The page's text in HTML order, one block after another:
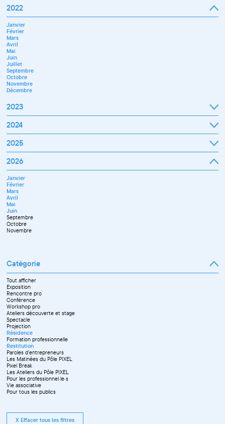
Septembre
Octobre
Novembre
Décembre
2022
Janvier
Février
Mars
Avril
Mai
Juin
Juillet
Septembre
Octobre
Novembre
Décembre
2023
Janvier
Février
Mars
Avril
Septembre
Octobre
Novembre
Décembre
2024
Janvier
Février
Mars
Avril
Juillet
Septembre
Novembre
Décembre
2025
Janvier
Février
Mars
Avril
Mai
Juin
Juillet
Septembre
Octobre
Novembre
Décembre
2026
Janvier
Février
Mars
Avril
Mai
Juin
Septembre
Octobre
Novembre
Catégorie
Tout afficher
Exposition
Rencontre pro
Conférence
Workshop pro
Ateliers découverte et stage
Spectacle
Projection
Résidence
Formation professionnelle
Restitution
Paroles d'entrepreneurs
Les Matinées du Pôle PIXEL
Pixel Break
Les Ateliers du Pôle PIXEL
Pour les professionnel·le·s
Vie associative
Pour tous les publics
X Effacer tous les filtres